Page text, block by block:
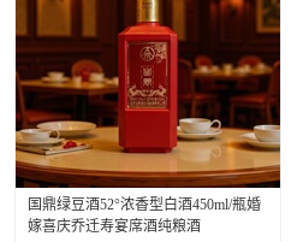
国鼎绿豆酒52°浓香型白酒450ml/瓶婚
嫁喜庆乔迁寿宴席酒纯粮酒